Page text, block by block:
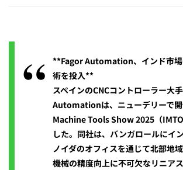
**Fagor Automation、インド市場
術を投入**
スペインのCNCコントローラー大
Automationは、ニューデリーで
Machine Tools Show 2025（
した。同社は、バンガロールにイ
ノイダのオフィスを通じて北部地
機械の精度向上に不可欠なリニア